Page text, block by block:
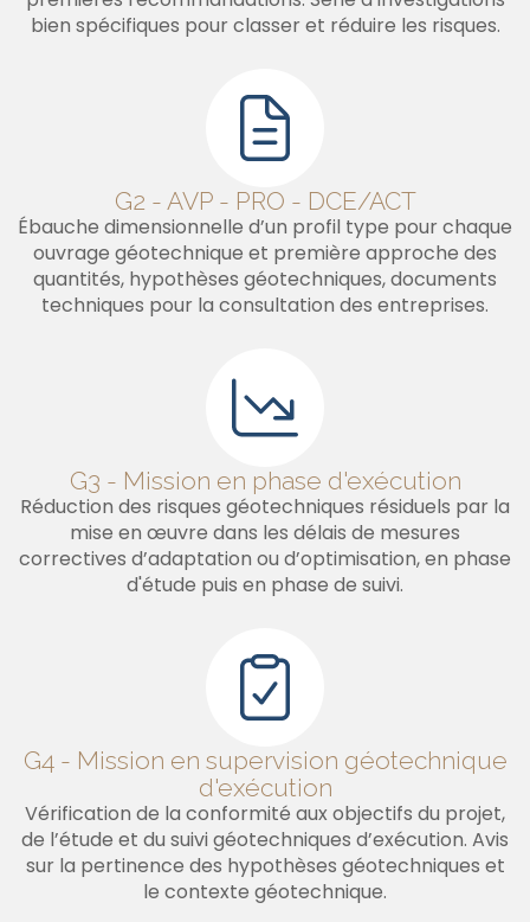
bien spécifiques pour classer et réduire les risques.
G2 - AVP - PRO - DCE/ACT
Ébauche dimensionnelle d’un profil type pour chaque
ouvrage géotechnique et première approche des
quantités, hypothèses géotechniques, documents
techniques pour la consultation des entreprises.
G3 - Mission en phase d'exécution
Réduction des risques géotechniques résiduels par la
mise en œuvre dans les délais de mesures
correctives d’adaptation ou d’optimisation, en phase
d'étude puis en phase de suivi.
G4 - Mission en supervision géotechnique
d'exécution
Vérification de la conformité aux objectifs du projet,
de l’étude et du suivi géotechniques d’exécution. Avis
sur la pertinence des hypothèses géotechniques et
le contexte géotechnique.